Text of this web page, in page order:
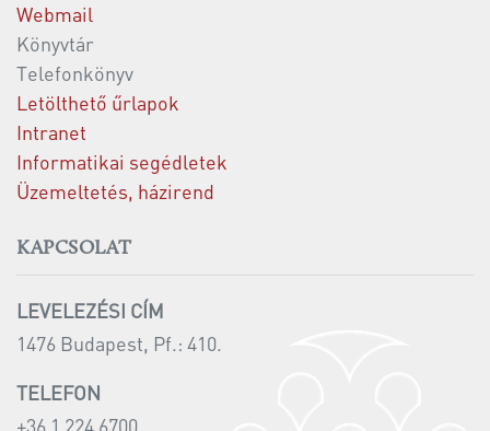
Webmail
Könyvtár
Telefonkönyv
Letölthető űrlapok
Intranet
Informatikai segédletek
Üzemeltetés, házirend
KAPCSOLAT
LEVELEZÉSI CÍM
1476 Budapest, Pf.: 410.
TELEFON
+36 1 224 6700